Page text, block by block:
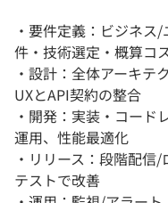
・要件定義：ビジネス
件・技術選定・概算コ
・設計：全体アーキテ
UXとAPI契約の整合
・開発：実装・コード
運用、性能最適化
・リリース：段階配信
テストで改善